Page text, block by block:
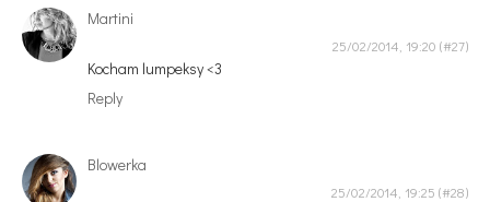
Martini
25/02/2014, 19:20
Kocham lumpeksy <3
Reply
Blowerka
25/02/2014, 19:25